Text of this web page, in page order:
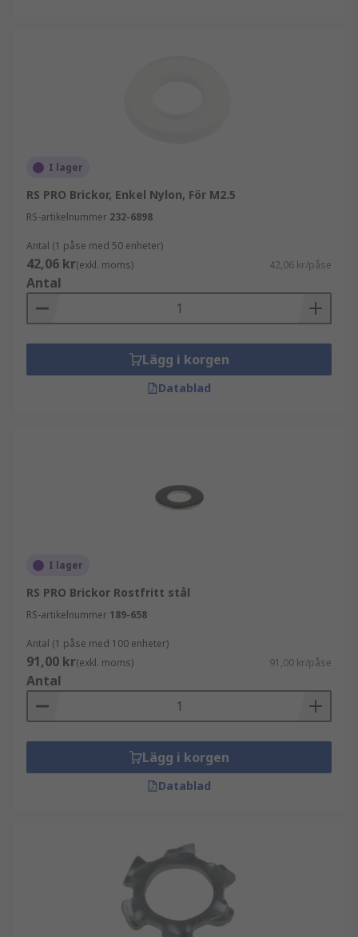
I lager
RS PRO Brickor, Enkel Nylon, För M2.5
RS-artikelnummer 232-6898
Antal (1 påse med 50 enheter)
42,06 kr(exkl. moms) 42,06 kr/påse
Antal
Lägg i korgen
Datablad
I lager
RS PRO Brickor Rostfritt stål
RS-artikelnummer 189-658
Antal (1 påse med 100 enheter)
91,00 kr(exkl. moms) 91,00 kr/påse
Antal
Lägg i korgen
Datablad